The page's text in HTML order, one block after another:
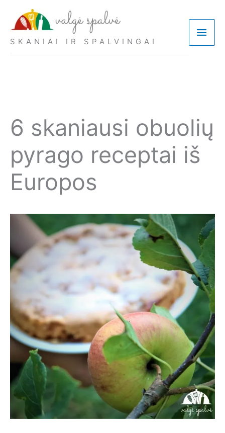
SKANIAI IR SPALVINGAI
6 skaniausi obuolių
pyrago receptai iš
Europos